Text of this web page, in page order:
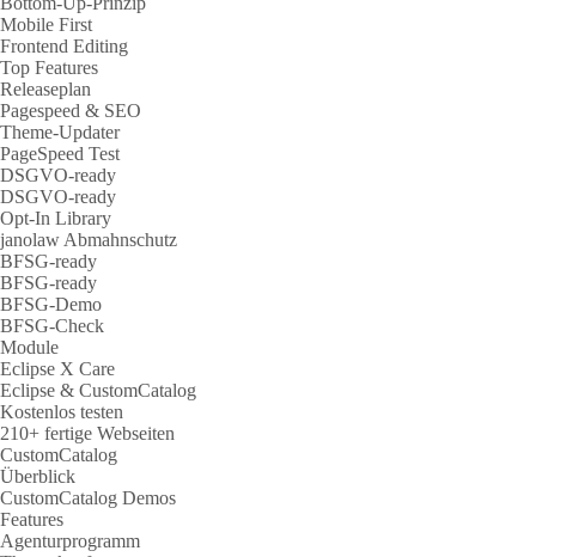
Mobile First
Frontend Editing
Top Features
Releaseplan
Pagespeed & SEO
Theme-Updater
PageSpeed Test
DSGVO-ready
DSGVO-ready
Opt-In Library
janolaw Abmahnschutz
BFSG-ready
BFSG-ready
BFSG-Demo
BFSG-Check
Module
Eclipse X Care
Eclipse & CustomCatalog
Kostenlos testen
210+ fertige Webseiten
CustomCatalog
Überblick
CustomCatalog Demos
Features
Agenturprogramm